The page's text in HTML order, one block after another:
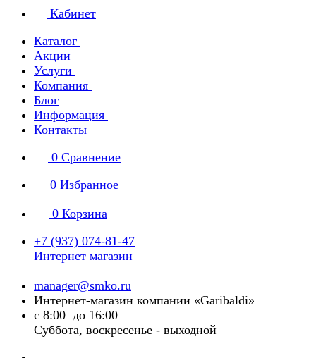
Кабинет
Каталог
Акции
Услуги
Компания
Блог
Информация
Контакты
0 Сравнение
0 Избранное
0 Корзина
+7 (937) 074-81-47
Интернет магазин
manager@smko.ru
Интернет-магазин компании «Garibaldi»
с 8:00 до 16:00
Суббота, воскресенье - выходной